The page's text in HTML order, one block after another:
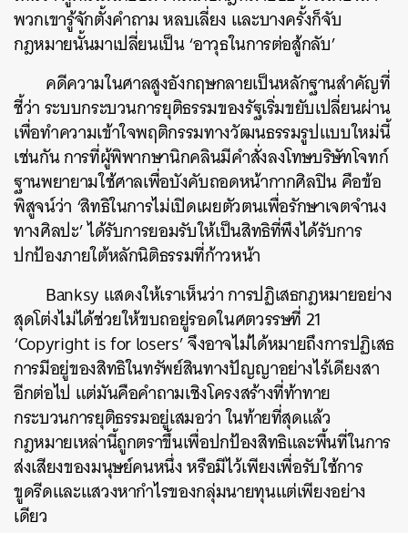
พวกเขารู้จักตั้งคำถาม หลบเลี่ยง และบางครั้งก็จับ
กฎหมายนั้นมาเปลี่ยนเป็น ‘อาวุธในการต่อสู้กลับ’
คดีความในศาลสูงอังกฤษกลายเป็นหลักฐานสำคัญที่
ชี้ว่า ระบบกระบวนการยุติธรรมของรัฐเริ่มขยับเปลี่ยนผ่าน
เพื่อทำความเข้าใจพฤติกรรมทางวัฒนธรรมรูปแบบใหม่นี้
เช่นกัน การที่ผู้พิพากษานิกคลินมีคำสั่งลงโทษบริษัทโจทก์
ฐานพยายามใช้ศาลเพื่อบังคับถอดหน้ากากศิลปิน คือข้อ
พิสูจน์ว่า ‘สิทธิในการไม่เปิดเผยตัวตนเพื่อรักษาเจตจำนง
ทางศิลปะ’ ได้รับการยอมรับให้เป็นสิทธิที่พึงได้รับการ
ปกป้องภายใต้หลักนิติธรรมที่ก้าวหน้า
Banksy แสดงให้เราเห็นว่า การปฏิเสธกฎหมายอย่าง
สุดโต่งไม่ได้ช่วยให้ขบถอยู่รอดในศตวรรษที่ 21
‘Copyright is for losers’ จึงอาจไม่ได้หมายถึงการปฏิเสธ
การมีอยู่ของสิทธิในทรัพย์สินทางปัญญาอย่างไร้เดียงสา
อีกต่อไป แต่มันคือคำถามเชิงโครงสร้างที่ท้าทาย
กระบวนการยุติธรรมอยู่เสมอว่า ในท้ายที่สุดแล้ว
กฎหมายเหล่านี้ถูกตราขึ้นเพื่อปกป้องสิทธิและพื้นที่ในการ
ส่งเสียงของมนุษย์คนหนึ่ง หรือมีไว้เพียงเพื่อรับใช้การ
ขูดรีดและแสวงหากำไรของกลุ่มนายทุนแต่เพียงอย่าง
เดียว